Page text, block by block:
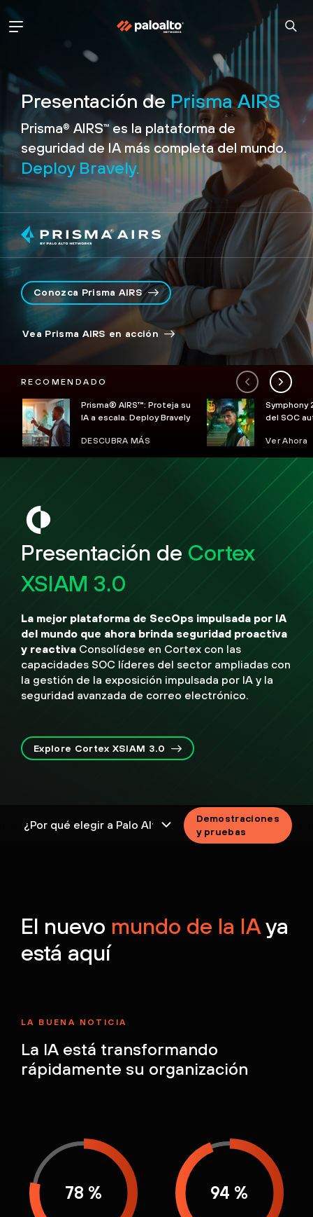
Presentación de Prisma AIRS
Prisma® AIRS™ es la plataforma de
seguridad de IA máscompleta del mundo.
Deploy Bravely.
Conozca Prisma AIRS
Vea Prisma AIRS en acción
RECOMENDADO
Prisma® AIRS™: Proteja su
IA a escala. Deploy Bravely
DESCUBRA MÁS
Symphony
del SOC
Ver Ahora
Presentación de Cortex
XSIAM 3.0
La mejor plataforma de SecOps impulsada por IA
del mundo que ahora brinda seguridad proactiva
y reactiva Consolídese en Cortex con las
capacidades SOC líderes del sector ampliadas con
la gestión de la exposición impulsada por IA y la
seguridad avanzada de correo electrónico.
Explore Cortex XSIAM 3.0
Demostraciones
y pruebas
El nuevo mundo de la IAya
está aquí
LA BUENA NOTICIA
La IA está transformando
rápidamente su organización
78 % 94 %